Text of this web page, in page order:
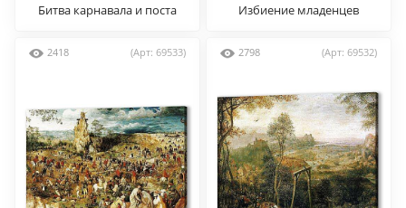
Битва карнавала и поста Избиение младенцев
2418 (Арт: 69533) 2798 (Арт: 69532)